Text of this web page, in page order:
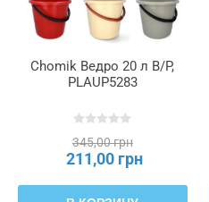
Chomik Ведро 20 л B/P,
PLAUP5283
345,00 грн
211,00 грн